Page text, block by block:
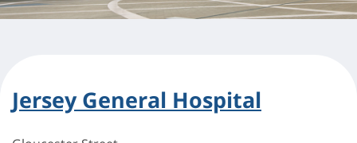
Jersey General Hospital